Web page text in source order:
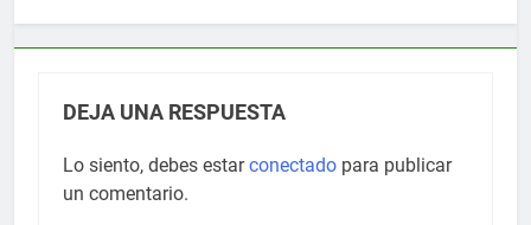
DEJA UNA RESPUESTA
Lo siento, debes estarconectado para publicar
un comentario.